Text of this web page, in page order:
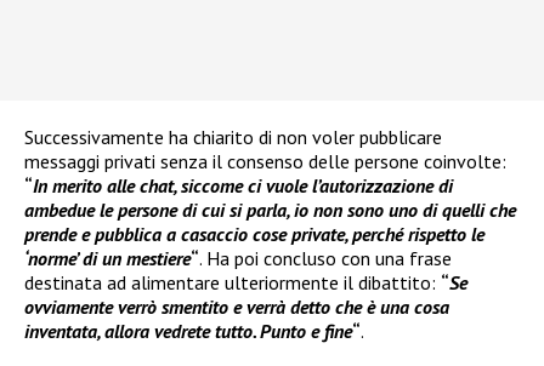
Successivamente ha chiarito di non voler pubblicare
messaggi privati senza il consenso delle persone coinvolte:
“In merito alle chat, siccome ci vuole l’autorizzazione di
ambedue le persone di cui si parla, io non sono uno di quelli che
prende e pubblica a casaccio cose private, perché rispetto le
‘norme’ di un mestiere“. Ha poi concluso con una frase
destinata ad alimentare ulteriormente il dibattito: “Se
ovviamente verrò smentito e verrà detto che è una cosa
inventata, allora vedrete tutto. Punto e fine“.